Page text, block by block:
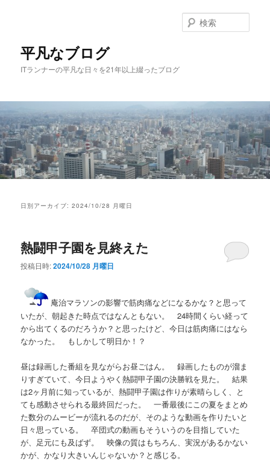
移
動
動
平凡なブログ
ITランナーの平凡な日々を21年以上綴ったブログ
索
日別アーカイブ:2024/10/28 月曜日
熱闘甲子園を見終えた
投稿日時:2024/10/28 月曜日
庵治マラソンの影響で筋肉痛などになるかな？と思って
いたが、朝起きた時点ではなんともない。 24時間くらい経って
から出てくるのだろうか？と思ったけど、今日は筋肉痛にはなら
なかった。 もしかして明日か！？
昼は録画した番組を見ながらお昼ごはん。 録画したものが溜ま
りすぎていて、今日ようやく熱闘甲子園の決勝戦を見た。 結果
は2ヶ月前に知っているが、熱闘甲子園は作りが素晴らしく、と
ても感動させられる最終回だった。 一番最後にこの夏をまとめ
た数分のムービーが流れるのだが、そのような動画を作りたいと
日々思っている。 卒団式の動画もそういうのを目指していた
が、足元にも及ばず。 映像の質はもちろん、実況があるかない
かが、かなり大きいんじゃないか？と感じる。